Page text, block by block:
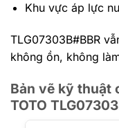
Khu vực áp lực
TLG07303B#BBR
không ồn, không
Bản vẽ kỹ thuật
TOTO